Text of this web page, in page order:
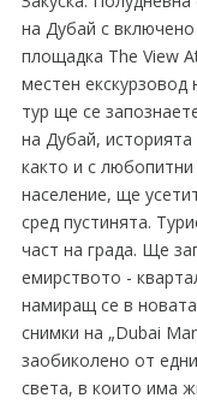
на Дубай с
площадка The View
местен екскурзовод
тур ще се
на Дубай,
както и с
население, ще
сред пустинята.
част на града. Ще
емирството -
намиращ се в
снимки на „Dubai
заобиколено от
света, в които има